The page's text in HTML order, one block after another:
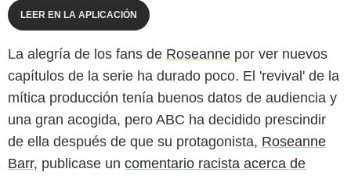
LEER EN LA APLICACIÓN
La alegría de los fans de Roseanne por ver nuevos
capítulos de la serie ha durado poco. El 'revival' de la
mítica producción tenía buenos datos de audiencia y
una gran acogida, pero ABC ha decidido prescindir
de ella después de que su protagonista, Roseanne
Barr, publicase un comentario racista acerca de